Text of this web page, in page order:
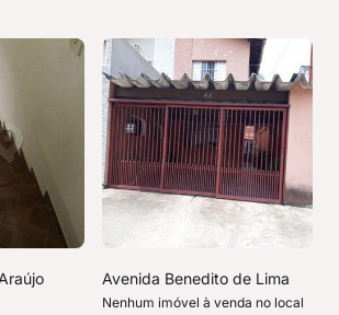
Avenida Benedito de Lima
Nenhum imóvel à venda no local